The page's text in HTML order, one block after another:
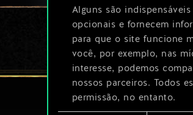
Alguns são
opcionais e fornecem
para que o site funcione
você, por exemplo, nas
interesse, podemos
nossos parceiros. Todos
permissão, no entanto.